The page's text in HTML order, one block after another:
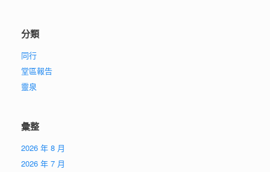
分類
同行
堂區報告
靈泉
彙整
2026 年 8 月
2026 年 7 月